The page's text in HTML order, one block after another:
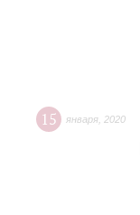
15 января 2020